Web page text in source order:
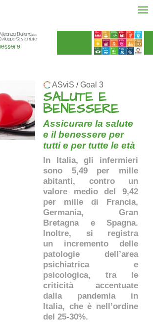
ASviS / Goal 3
SALUTE E
BENESSERE
Assicurare la salute
e il benessere per
tutti e per tutte le età
In Italia, gli infermieri
sono 5,49 per mille
abitanti, contro un
valore medio del 9,42
per mille di Francia,
Germania, Gran
Bretagna e Spagna.
Inoltre, si registra
un incremento delle
patologie dell’area
psichiatrica e
psicologica, tra le
criticità accentuate
dalla pandemia in
Italia, che è nell’ordine
del 25-30%.